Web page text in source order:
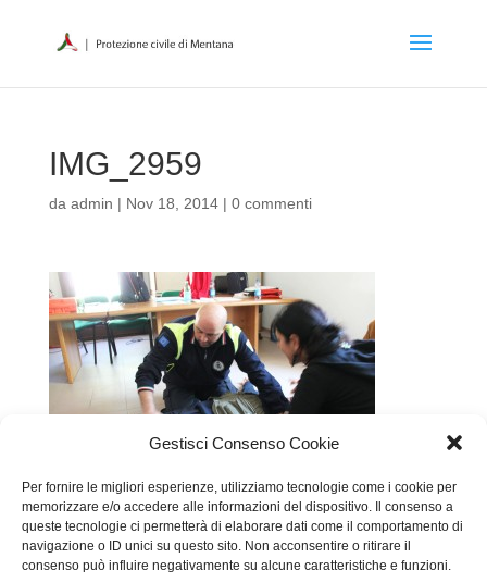
Gestisci Consenso Cookie
Per fornire le migliori esperienze, utilizziamo tecnologie come i cookie per
memorizzare e/o accedere alle informazioni del dispositivo. Il consenso a
queste tecnologie ci permetterà di elaborare dati come il comportamento di
navigazione o ID unici su questo sito. Non acconsentire o ritirare il
consenso può influire negativamente su alcune caratteristiche e funzioni.
IMG_2959
da admin | Nov 18, 2014| 0 commenti